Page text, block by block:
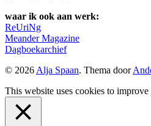
waar ik ook aan werk:
ReUriNg
Meander Magazine
Dagboekarchief
© 2026 Alja Spaan. Thema door
This website uses cookies to